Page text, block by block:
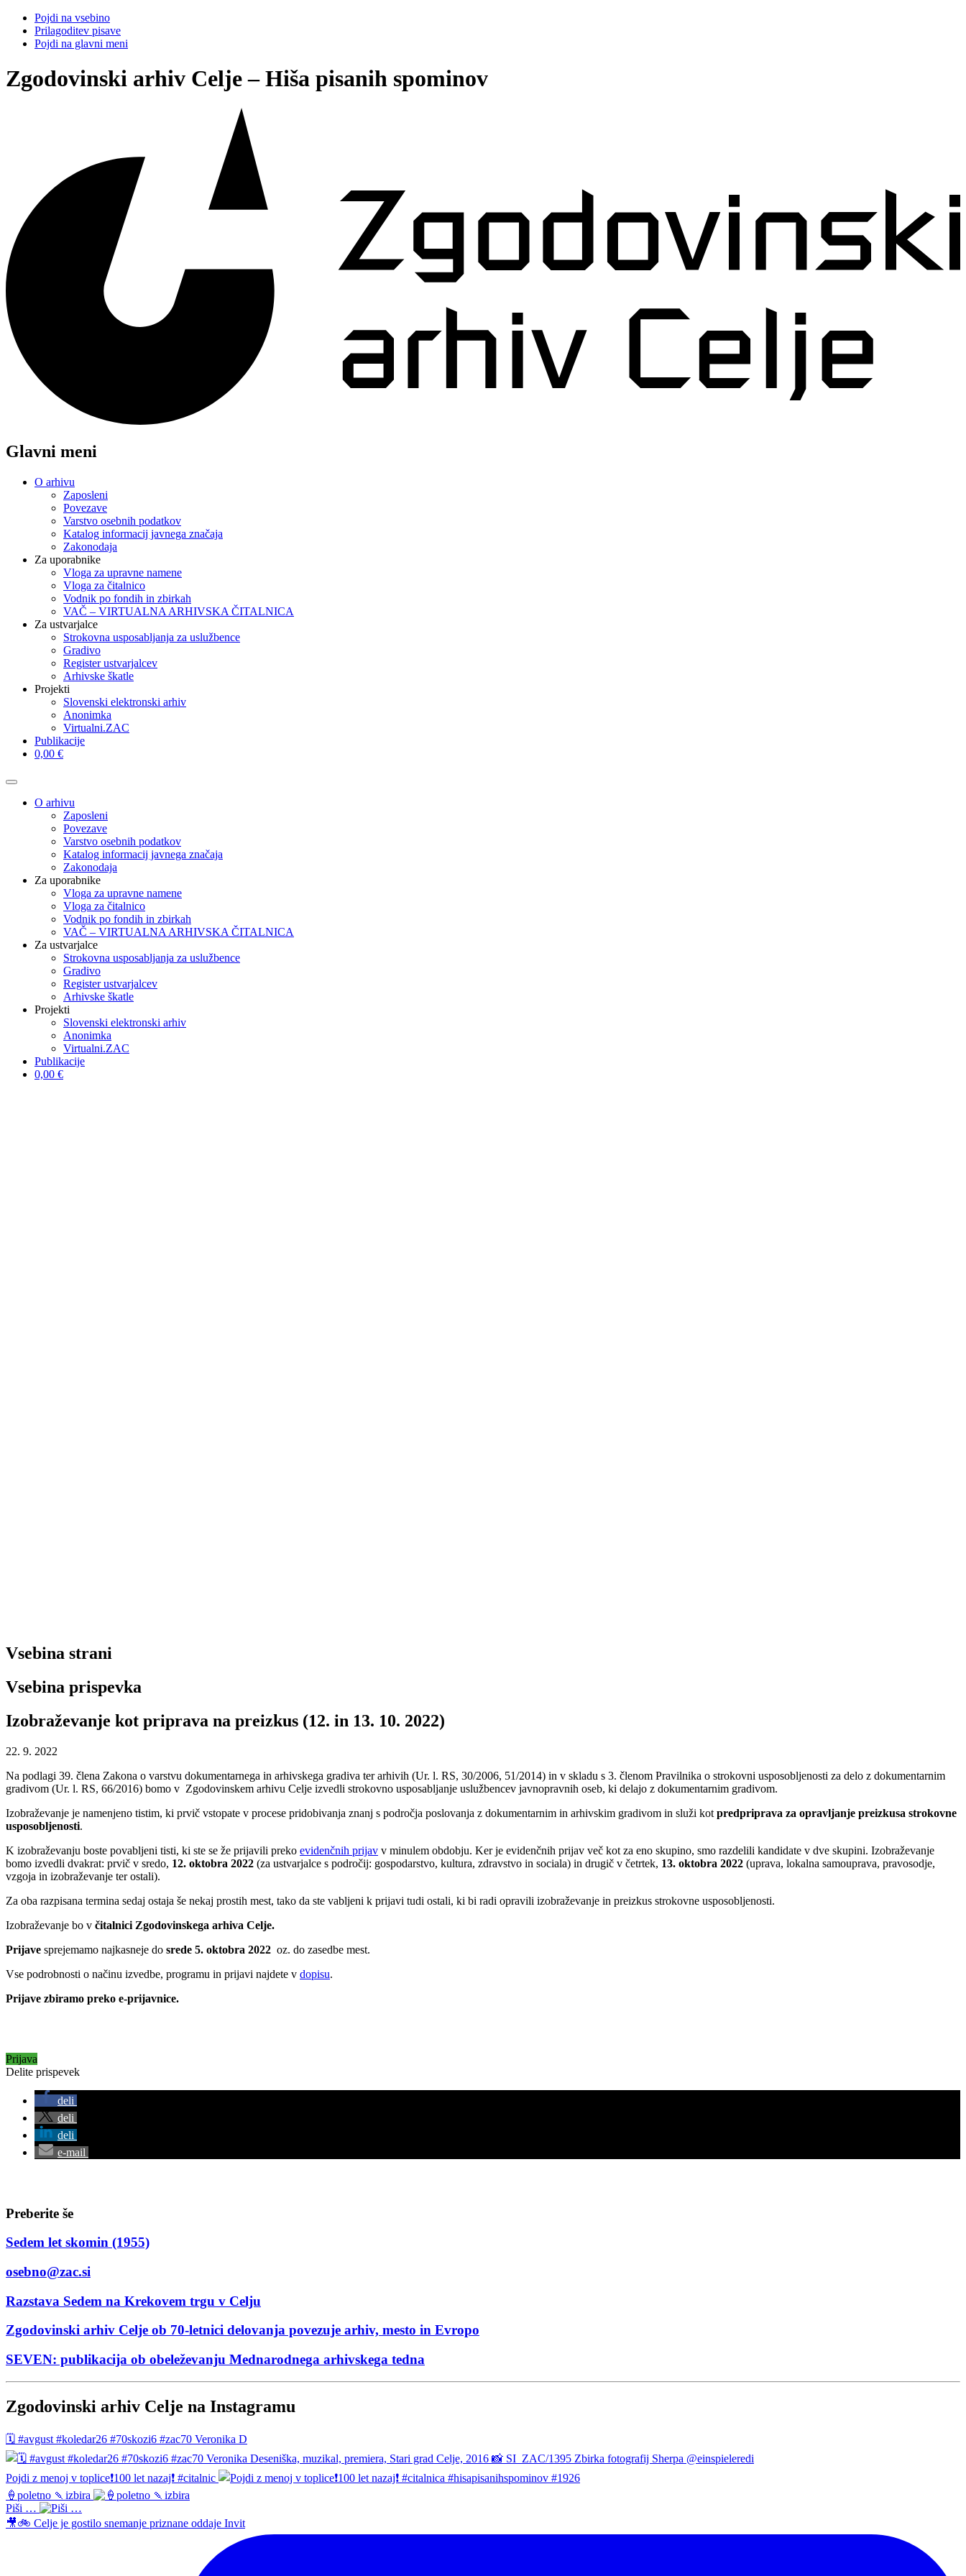
Pojdi na vsebino
Prilagoditev pisave
Pojdi na glavni meni
Zgodovinski arhiv Celje – Hiša pisanih spominov
Glavni meni
O arhivu
Zaposleni
Povezave
Varstvo osebnih podatkov
Katalog informacij javnega značaja
Zakonodaja
Za uporabnike
Vloga za upravne namene
Vloga za čitalnico
Vodnik po fondih in zbirkah
VAČ – VIRTUALNA ARHIVSKA ČITALNICA
Za ustvarjalce
Strokovna usposabljanja za uslužbence
Gradivo
Register ustvarjalcev
Arhivske škatle
Projekti
Slovenski elektronski arhiv
Anonimka
Virtualni.ZAC
Publikacije
0,00 €
O arhivu
Zaposleni
Povezave
Varstvo osebnih podatkov
Katalog informacij javnega značaja
Zakonodaja
Za uporabnike
Vloga za upravne namene
Vloga za čitalnico
Vodnik po fondih in zbirkah
VAČ – VIRTUALNA ARHIVSKA ČITALNICA
Za ustvarjalce
Strokovna usposabljanja za uslužbence
Gradivo
Register ustvarjalcev
Arhivske škatle
Projekti
Slovenski elektronski arhiv
Anonimka
Virtualni.ZAC
Publikacije
0,00 €
Vsebina strani
Vsebina prispevka
Izobraževanje kot priprava na preizkus (12. in 13. 10. 2022)
22. 9. 2022
Na podlagi 39. člena Zakona o varstvu dokumentarnega in arhivskega gradiva ter arhivih (Ur. l. RS, 30/2006, 51/2014) in v skladu s 3. členom Pravilnika o strokovni usposobljenosti za delo z dokumentarnim
gradivom (Ur. l. RS, 66/2016) bomo v Zgodovinskem arhivu Celje izvedli strokovno usposabljanje uslužbencev javnopravnih oseb, ki delajo z dokumentarnim gradivom.
Izobraževanje je namenjeno tistim, ki prvič vstopate v procese pridobivanja znanj s področja poslovanja z dokumentarnim in arhivskim gradivom in služi kot predpriprava za opravljanje preizkusa strokovne
usposobljenosti.
K izobraževanju boste povabljeni tisti, ki ste se že prijavili preko evidenčnih prijav v minulem obdobju. Ker je evidenčnih prijav več kot za eno skupino, smo razdelili kandidate v dve skupini. Izobraževanje
bomo izvedli dvakrat: prvič v sredo, 12. oktobra 2022 (za ustvarjalce s področij: gospodarstvo, kultura, zdravstvo in sociala) in drugič v četrtek, 13. oktobra 2022 (uprava, lokalna samouprava, pravosodje,
vzgoja in izobraževanje ter ostali).
Za oba razpisana termina sedaj ostaja še nekaj prostih mest, tako da ste vabljeni k prijavi tudi ostali, ki bi radi opravili izobraževanje in preizkus strokovne usposobljenosti.
Izobraževanje bo v čitalnici Zgodovinskega arhiva Celje.
Prijave sprejemamo najkasneje do srede 5. oktobra 2022 oz. do zasedbe mest.
Vse podrobnosti o načinu izvedbe, programu in prijavi najdete v dopisu.
Prijave zbiramo preko e-prijavnice.
Prijava
Delite prispevek
deli
deli
deli
e-mail
Preberite še
Sedem let skomin (1955)
osebno@zac.si
Razstava Sedem na Krekovem trgu v Celju
Zgodovinski arhiv Celje ob 70-letnici delovanja povezuje arhiv, mesto in Evropo
SEVEN: publikacija ob obeleževanju Mednarodnega arhivskega tedna
Zgodovinski arhiv Celje na Instagramu
🗓️ #avgust #koledar26 #70skozi6 #zac70 Veronika D
Pojdi z menoj v toplice❗️100 let nazaj❗️ #citalnic
🍦poletno 🍡izbira
Piši …
🎥🚲 Celje je gostilo snemanje priznane oddaje Invit